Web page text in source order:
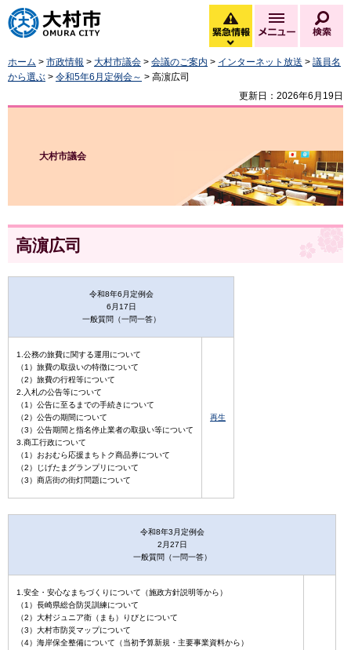
大村市
緊急情報
緊急情報を開く
メニュー
ホーム > 市政情報 > 大村市議会 > 会議のご案内 > インターネット放送 > 議員名
から選ぶ > 令和5年6月定例会～ > 高濵広司
更新日：2026年6月19日
大村市議会
高濵広司
令和8年6月定例会
6月17日
一般質問（一問一答）
1.公務の旅費に関する運用について
（1）旅費の取扱いの特徴について
（2）旅費の行程等について
2.入札の公告等について
（1）公告に至るまでの手続きについて
（2）公告の期間について
（3）公告期間と指名停止業者の取扱い等について
3.商工行政について
（1）おおむら応援まちトク商品券について
（2）じげたまグランプリについて
（3）商店街の街灯問題について
再生
令和8年3月定例会
2月27日
一般質問（一問一答）
1.安全・安心なまちづくりについて（施政方針説明等から）
（1）長崎県総合防災訓練について
（2）大村ジュニア衛（まも）りびとについて
（3）大村市防災マップについて
（4）海岸保全整備について（当初予算新規・主要事業資料から）